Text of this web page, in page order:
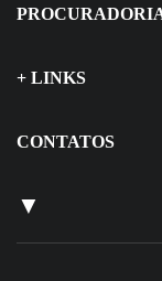
+ LINKS
CONTATOS
▼